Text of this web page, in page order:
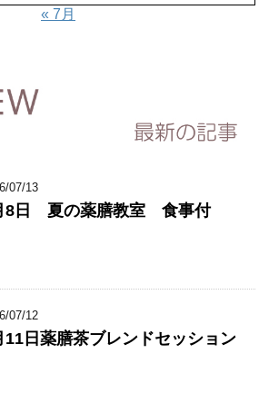
« 7月
07/13
8日 夏の薬膳教室 食事付
07/12
11日薬膳茶ブレンドセッション